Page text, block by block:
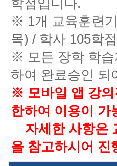
학점입니다.
※ 1개 교육훈련
목) / 학사 105학
※ 모든 장학 학습
하여 완료승인 되
※ 모바일 앱 강의
한하여 이용이 가
자세한 사항은
을 참고하시어 진